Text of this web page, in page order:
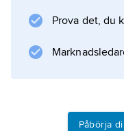
Prova det, du
Påbörja